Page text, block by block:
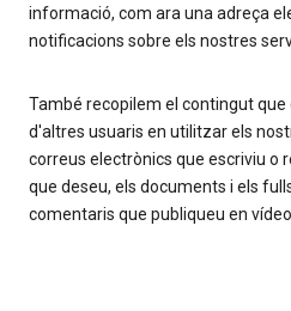
informació, com ara una adreça
notificacions sobre els nostres
També recopilem el contingut que
d'altres usuaris en utilitzar els
correus electrònics que escriviu o
que deseu, els documents i els
comentaris que publiqueu en